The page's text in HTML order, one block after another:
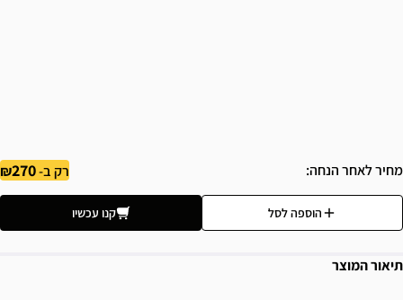
מחיר לאחר הנחה רק ב-270
הוספה לסל קנו עכשיו
תיאור המוצר